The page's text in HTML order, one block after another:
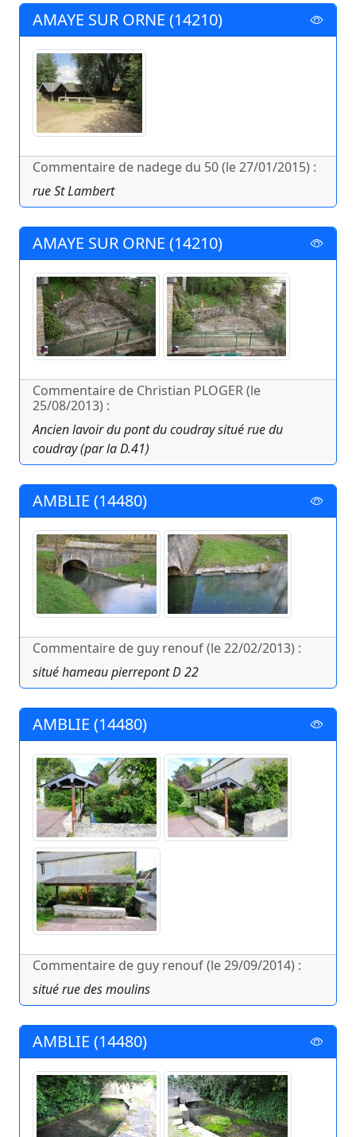
AMAYE SUR ORNE (14210)
Commentaire de nadege du 50 (le 27/01/2015) :
rue St Lambert
AMAYE SUR ORNE (14210)
Commentaire de Christian PLOGER (le
25/08/2013) :
Ancien lavoir du pont du coudray situé rue du
coudray (par la D.41)
AMBLIE (14480)
Commentaire de guy renouf (le 22/02/2013) :
situé hameau pierrepont D 22
AMBLIE (14480)
Commentaire de guy renouf (le 29/09/2014) :
situé rue des moulins
AMBLIE (14480)